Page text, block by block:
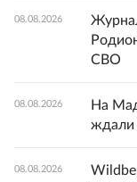
08.08.2026
СВО
08.08.2026
На
ждали
08.08.2026